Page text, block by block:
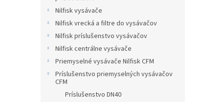
Nilfisk vysávače
Nilfisk vrecká a filtre do vysávačov
Nilfisk príslušenstvo vysávačov
Nilfisk centrálne vysávače
Priemyselné vysávače Nilfisk CFM
Príslušenstvo priemyselných vysávačov
CFM
Príslušenstvo DN40